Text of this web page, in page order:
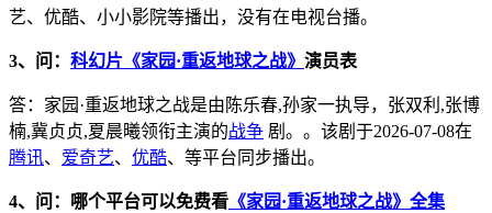
艺、优酷、小小影院等播出，没有在电视台播。
3、问： 科幻片《家园·重返地球之战》 演员表
答：家园·重返地球之战是由陈乐春,孙家一执导，张双利,张博
楠,冀贞贞,夏晨曦领衔主演的战争 剧。。该剧于2026-07-08在
腾讯、 爱奇艺、 优酷、等平台同步播出。
4、问：哪个平台可以免费看 《家园·重返地球之战》全集